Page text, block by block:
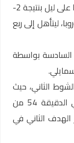
فوزًا مثيرًا على ليل بنتيجة 2-
أوروبا، ليتأهل إلى ربع
السادسة بواسطة
الثاني، حيث
سجل إيمري تشان هدف التعادل في الدقيقة 54 من
الهدف الثاني في